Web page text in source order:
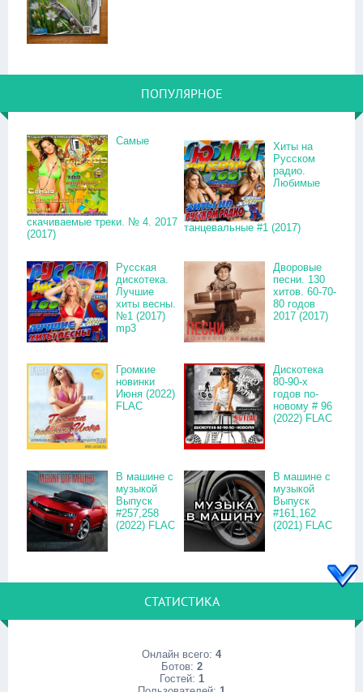
ПОПУЛЯРНОЕ
Самые
скачиваемые треки. № 4. 2017
(2017)
Хиты на
Русском
радио.
Любимые
танцевальные #1 (2017)
Русская
дискотека.
Лучшие
хиты весны.
№1 (2017)
mp3
Дворовые
песни. 130
хитов. 60-70-
80 годов
2017 (2017)
Громкие
новинки
Июня (2022)
FLAC
Дискотека
80-90-х
годов по-
новому # 96
(2022) FLAC
В машине с
музыкой
Выпуск
#257,258
(2022) FLAC
В машине с
музыкой
Выпуск
#161,162
(2021) FLAC
СТАТИСТИКА
Онлайн всего: 4
Ботов: 2
Гостей: 1